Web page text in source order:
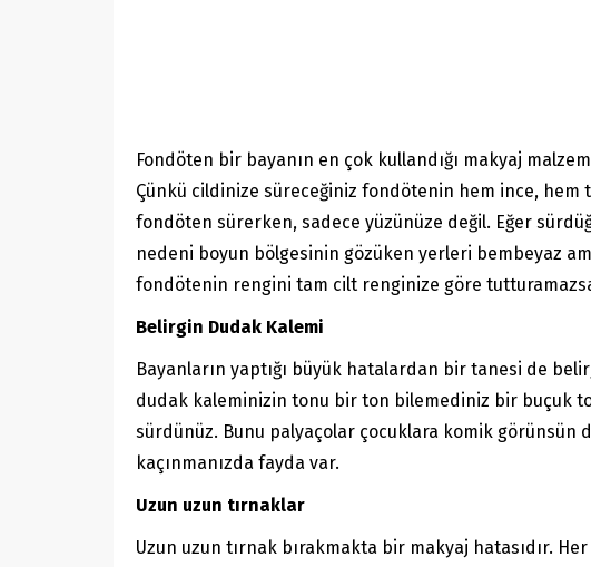
Fondöten bir bayanın en çok kullandığı makyaj
Çünkü cildinize süreceğiniz fondötenin hem ince,
fondöten sürerken, sadece yüzünüze değil. Eğer
nedeni boyun bölgesinin gözüken yerleri bembeyaz
fondötenin rengini tam cilt renginize göre
Belirgin Dudak Kalemi
Bayanların yaptığı büyük hatalardan bir tanesi de
dudak kaleminizin tonu bir ton bilemediniz bir buçuk
sürdünüz. Bunu palyaçolar çocuklara komik görünsün
kaçınmanızda fayda var.
Uzun uzun tırnaklar
Uzun uzun tırnak bırakmakta bir makyaj hatasıdır.